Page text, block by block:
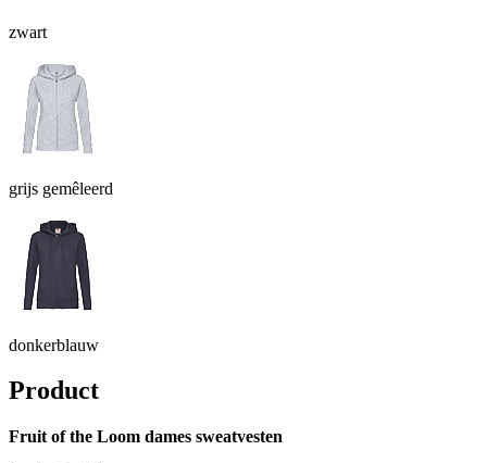
zwart
grijs gemêleerd
donkerblauw
Product
Fruit of the Loom dames sweatvesten